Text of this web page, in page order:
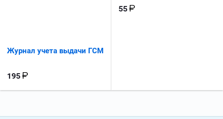
Журнал учета выдачи ГСМ
195
55